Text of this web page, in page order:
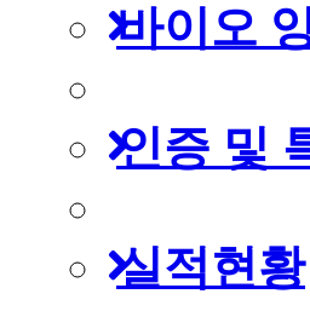
바이오
인증 및
실적현황